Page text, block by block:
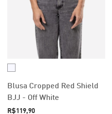
Blusa Cropped Red Shield
BJJ - Off White
R$119,90